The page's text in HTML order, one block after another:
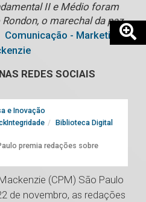
II e Médio foram
o marechal da paz
Comunicação - Marketing
REDES SOCIAIS
e Inovação
Biblioteca Digital
premia redações sobre
(CPM) São Paulo
de novembro, as redações